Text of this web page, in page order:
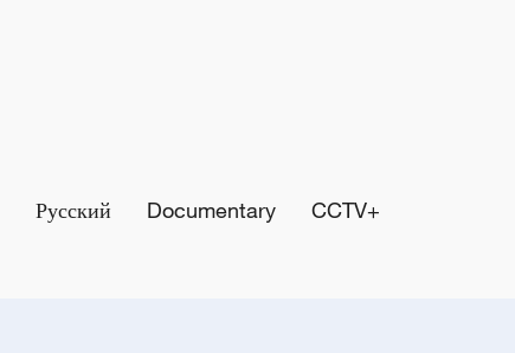
Русский Documentary CCTV+